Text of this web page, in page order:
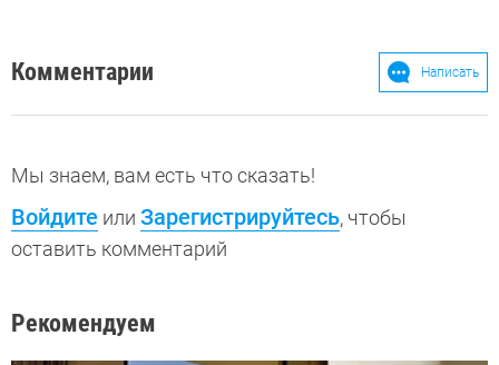
Комментарии Написать
Мы знаем, вам есть что сказать!
Войдите или Зарегистрируйтесь, чтобы
оставить комментарий
Рекомендуем